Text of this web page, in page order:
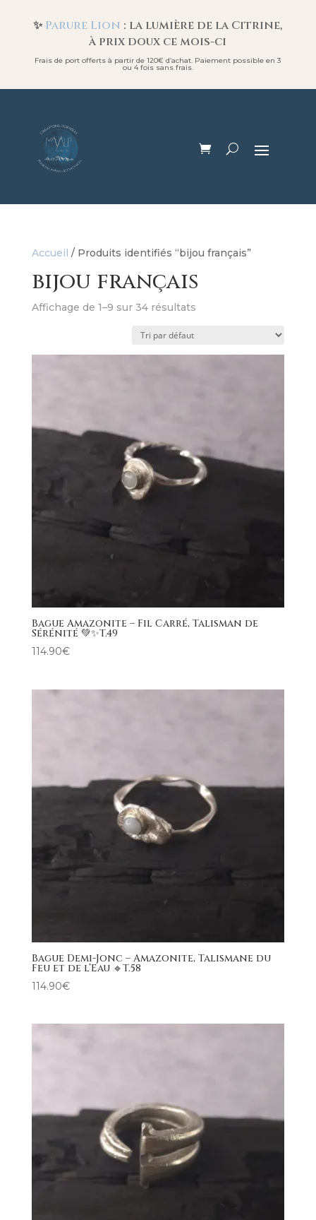
✨Parure Lion : la lumière de la Citrine,
à prix doux ce mois-ci
Frais de port offerts à partir de 120€ d’achat. Paiement possible en 3
ou 4 fois sans frais.
Accueil / Produits identifiés “bijou français”
bijou français
Affichage de 1–9 sur 34 résultats
Bague Amazonite – Fil Carré, Talisman de
Sérénité 💚✨T.49
114.90€
Bague Demi-Jonc – Amazonite, Talismane du
Feu et de l’Eau 🔹T.58
114.90€